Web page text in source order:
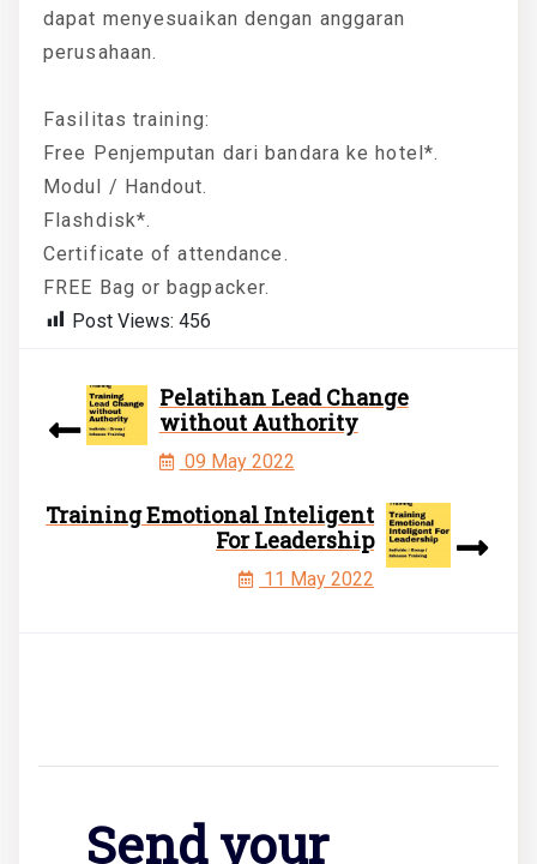
dapat menyesuaikan dengan anggaran
perusahaan.
Fasilitas training:
Free Penjemputan dari bandara ke hotel*.
Modul / Handout.
Flashdisk*.
Certificate of attendance.
FREE Bag or bagpacker.
Post Views: 456
Pelatihan Lead Change
without Authority
09 May 2022
Training Emotional Inteligent
For Leadership
11 May 2022
Send your